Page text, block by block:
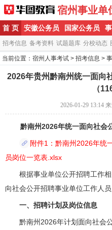
宿州事业单
首 页 安徽公务员 国家公务员
招考信息 备考资料 试题题库 分校动态
当前位置：宿州人事考试 >招考信息 >
2026年贵州黔南州统一面向
（
2026-01-29 13:14
黔南州2026年统一面向社会
附件1：黔南州2026年统
员岗位一览表.xlsx
根据事业单位公开招聘工作相
向社会公开招聘事业单位工作人
一、招聘计划及岗位信息
黔南州2026年计划面向社会公